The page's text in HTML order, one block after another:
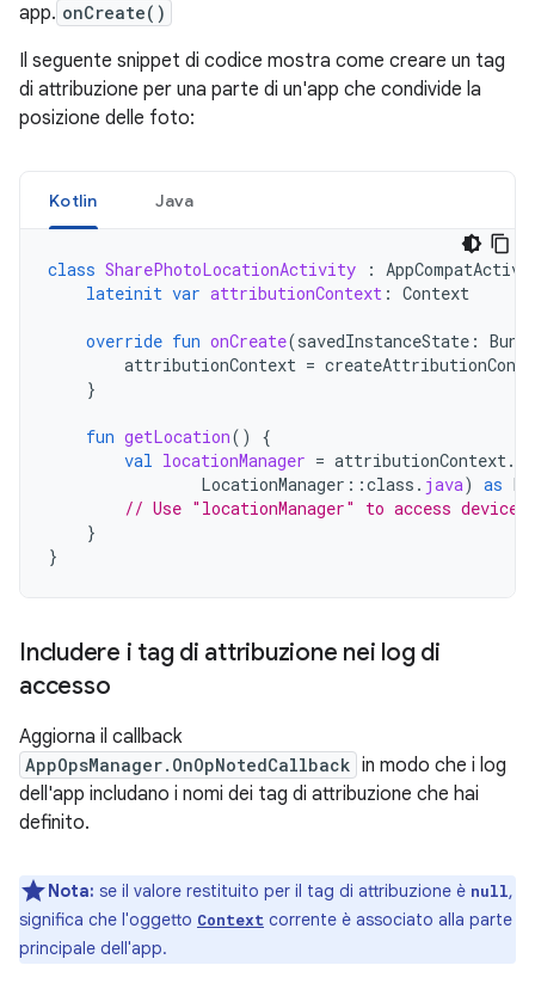
app. onCreate()
Il seguente snippet di codice mostra come creare un tag
di attribuzione per una parte di un'app che condivide la
posizione delle foto:
Kotlin Java
class SharePhotoLocationActivity :
lateinit var attributionContext : Context
override fun onCreate(savedInstanceState :
attributionContext =
}
fun getLocation()
{
val locationManager = attributionContext.
LocationManager ::class . java) as
// Use "locationManager" to access
}
}
Includere i tag di attribuzione nei log di
accesso
Aggiorna il callback
AppOpsManager.OnOpNotedCallback in modo che i log
dell'app includano i nomi dei tag di attribuzione che hai
definito.
Nota: se il valore restituito per il tag di attribuzione è null,
significa che l'oggetto Context corrente è associato alla parte
principale dell'app.